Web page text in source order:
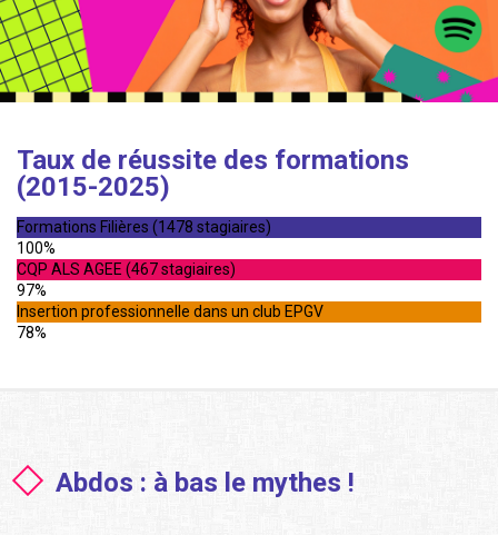
Taux de réussite des formations
(2015-2025)
Formations Filières (1478 stagiaires)
100%
CQP ALS AGEE (467 stagiaires)
97%
Insertion professionnelle dans un club EPGV
78%
Abdos : à bas le mythes !